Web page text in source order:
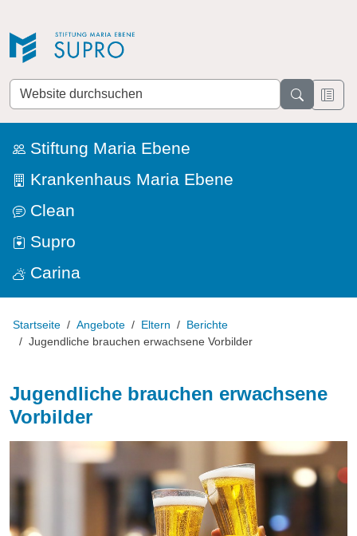
Website
durchsuchen
Stiftung Maria Ebene
Krankenhaus Maria Ebene
Clean
Supro
Carina
Startseite Angebote Eltern
Berichte
Jugendliche brauchen erwachsene Vorbilder
Jugendliche brauchen erwachsene
Vorbilder